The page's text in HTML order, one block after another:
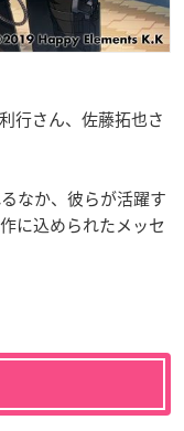
行さん、佐藤拓也さ
なか、彼らが活躍す
に込められたメッセ